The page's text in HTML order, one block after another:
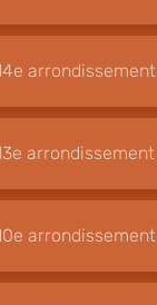
arrondissement
arrondissement
arrondissement